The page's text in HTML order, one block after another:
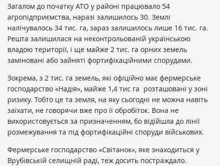
Загалом до початку АТО у районі працювало 54
агропідприємства, наразі залишилось 30. Землі
налічувалось 34 тис. га, зараз залишилось лише 16 тис. га.
Решта залишилася на неконтрольованій українською
владою території, і ще майже 2 тис. га орних земель
заміновані або зайняті фортифікаційними спорудами.
Зокрема, з 2 тис. га земель, які офіційно має фермерське
господарство «Надія», майже 1,4 тис га розташовані у зоні
ризику. Тобто це та земля, на яку сьогодні не можна навіть
заїхати, не говорячи вже про її обробіток. Вона не
використовується за призначенням, бо відійшла до лінії
розмежування та під фортифікаційні споруди військових.
Фермерське господарство «Світанок», яке знаходиться у
Врубівській селищній раді, теж досить постраждало.